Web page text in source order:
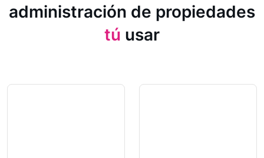
administración de propiedades
tú usar